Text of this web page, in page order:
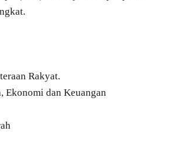
Rakyat.
Ekonomi dan Keuangan